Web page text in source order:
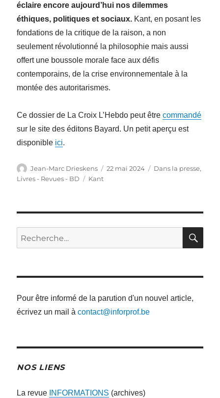
éclaire encore aujourd’hui nos dilemmes
éthiques, politiques et sociaux. Kant, en posant les
fondations de la critique de la raison, a non
seulement révolutionné la philosophie mais aussi
offert une boussole morale face aux défis
contemporains, de la crise environnementale à la
montée des autoritarismes.
Ce dossier de La Croix L’Hebdo peut êtrecommandé
sur le site des éditons Bayard. Un petit aperçu est
disponible ici.
Auteur
Jean-Marc Drieskens
Publié
22 mai 2024 Catégories
Dans la presse,
Livres - Revues - BD
Étiquettes
Kant
Recherche
pour
Pour être informé de la parution d'un nouvel article,
écrivez un mail àcontact@inforprof.be
NOS LIENS
La revue INFORMATIONS (archives)